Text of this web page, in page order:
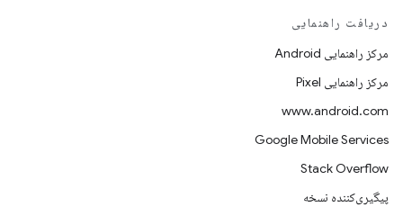
دریافت راهنمایی
مرکز راهنمایی Android
مرکز راهنمایی Pixel
www.android.com
Google Mobile Services
Stack Overflow
پیگیری‌کننده نسخه